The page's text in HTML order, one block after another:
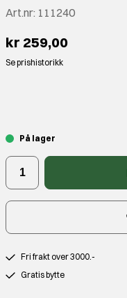
Art.nr: 111240
kr 259,00
Se prishistorikk
På lager
Fri frakt over 3000.-
Gratis bytte